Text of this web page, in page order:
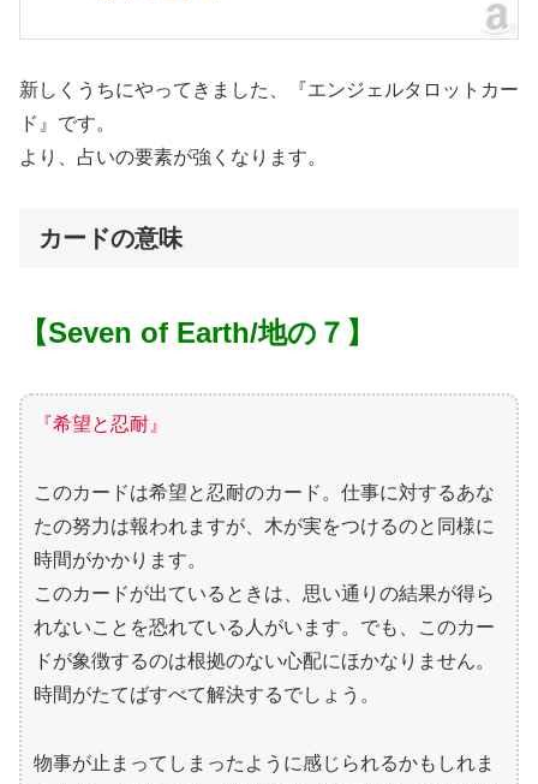
新しくうちにやってきました、『エンジェルタロットカー
ド』です。
より、占いの要素が強くなります。
カードの意味
【Seven of Earth/地の７】
『希望と忍耐』
このカードは希望と忍耐のカード。仕事に対するあな
たの努力は報われますが、木が実をつけるのと同様に
時間がかかります。
このカードが出ているときは、思い通りの結果が得ら
れないことを恐れている人がいます。でも、このカー
ドが象徴するのは根拠のない心配にほかなりません。
時間がたてばすべて解決するでしょう。
物事が止まってしまったように感じられるかもしれま